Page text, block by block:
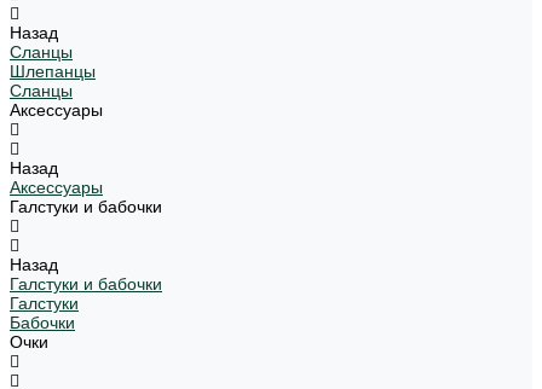
Назад
Сланцы
Шлепанцы
Сланцы
Аксессуары
Назад
Аксессуары
Галстуки и бабочки
Назад
Галстуки и бабочки
Галстуки
Бабочки
Очки